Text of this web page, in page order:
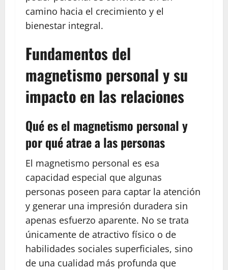
camino hacia el crecimiento y el
bienestar integral.
Fundamentos del
magnetismo personal y su
impacto en las relaciones
Qué es el magnetismo personal y
por qué atrae a las personas
El magnetismo personal es esa
capacidad especial que algunas
personas poseen para captar la atención
y generar una impresión duradera sin
apenas esfuerzo aparente. No se trata
únicamente de atractivo físico o de
habilidades sociales superficiales, sino
de una cualidad más profunda que